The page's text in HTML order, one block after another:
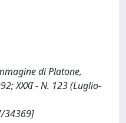
di Platone,
XXXI - N. 123 (Luglio-
34369]